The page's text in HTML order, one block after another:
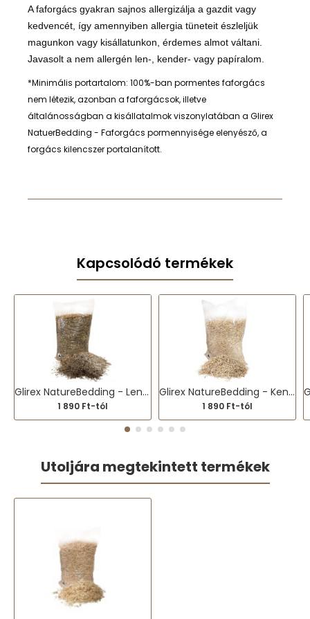
A faforgács gyakran sajnos allergizálja a gazdit vagy
kedvencét, így amennyiben allergia tüneteit észleljük
magunkon vagy kisállatunkon, érdemes almot váltani.
Javasolt a nem allergén len-, kender- vagy papíralom.
*Minimális portartalom: 100%-ban pormentes faforgács
nem létezik, azonban a faforgácsok, illetve
általánosságban a kisállatalmok viszonylatában a Glirex
NatuerBedding - Faforgács pormennyisége elenyésző, a
forgács kilencszer portalanított.
Kapcsolódó termékek
Glirex NatureBedding - Lenalom
1 890 Ft-tól
Glirex NatureBedding - Kenderalom
1 890 Ft-tól
Utoljára megtekintett termékek